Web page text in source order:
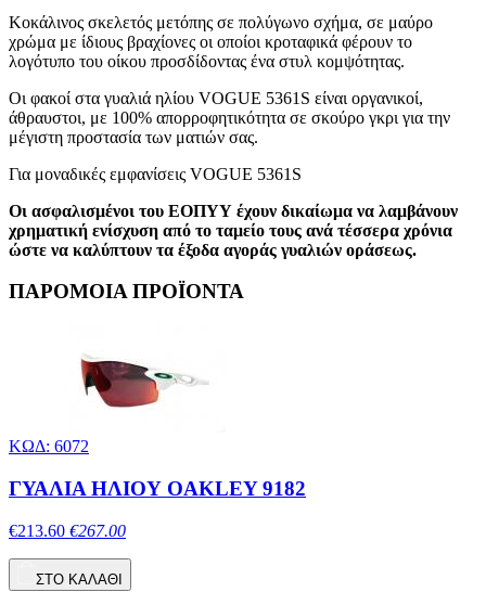
Κοκάλινος σκελετός μετόπης σε πολύγωνο σχήμα, σε μαύρο
χρώμα με ίδιους βραχίονες οι οποίοι κροταφικά φέρουν το
λογότυπο του οίκου προσδίδοντας ένα στυλ κομψότητας.
Οι φακοί στα γυαλιά ηλίου VOGUE 5361S είναι οργανικοί,
άθραυστοι, με 100% απορροφητικότητα σε σκούρο γκρι για την
μέγιστη προστασία των ματιών σας.
Για μοναδικές εμφανίσεις VOGUE 5361S
Οι ασφαλισμένοι του ΕΟΠΥΥ έχουν δικαίωμα να λαμβάνουν
χρηματική ενίσχυση από το ταμείο τους ανά τέσσερα χρόνια
ώστε να καλύπτουν τα έξοδα αγοράς γυαλιών οράσεως.
ΠΑΡΟΜΟΙΑ ΠΡΟΪΟΝΤΑ
ΚΩΔ: 6072
ΓΥΑΛΙΑ ΗΛΙΟΥ OAKLEY 9182
€213.60 €267.00
ΣΤΟ ΚΑΛΑΘΙ